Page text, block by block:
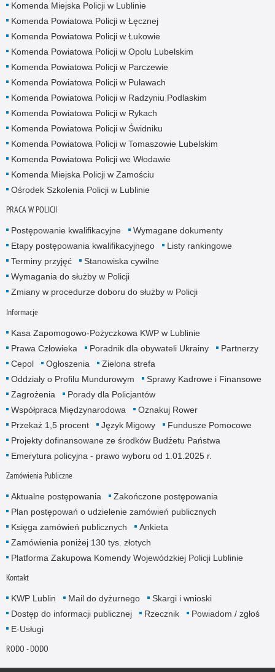
Komenda Miejska Policji w Lublinie
Komenda Powiatowa Policji w Łęcznej
Komenda Powiatowa Policji w Łukowie
Komenda Powiatowa Policji w Opolu Lubelskim
Komenda Powiatowa Policji w Parczewie
Komenda Powiatowa Policji w Puławach
Komenda Powiatowa Policji w Radzyniu Podlaskim
Komenda Powiatowa Policji w Rykach
Komenda Powiatowa Policji w Świdniku
Komenda Powiatowa Policji w Tomaszowie Lubelskim
Komenda Powiatowa Policji we Włodawie
Komenda Miejska Policji w Zamościu
Ośrodek Szkolenia Policji w Lublinie
PRACA W POLICJI
Postępowanie kwalifikacyjne
Wymagane dokumenty
Etapy postępowania kwalifikacyjnego
Listy rankingowe
Terminy przyjęć
Stanowiska cywilne
Wymagania do służby w Policji
Zmiany w procedurze doboru do służby w Policji
Informacje
Kasa Zapomogowo-Pożyczkowa KWP w Lublinie
Prawa Człowieka
Poradnik dla obywateli Ukrainy
Partnerzy
Cepol
Ogłoszenia
Zielona strefa
Oddziały o Profilu Mundurowym
Sprawy Kadrowe i Finansowe
Zagrożenia
Porady dla Policjantów
Współpraca Międzynarodowa
Oznakuj Rower
Przekaż 1,5 procent
Język Migowy
Fundusze Pomocowe
Projekty dofinansowane ze środków Budżetu Państwa
Emerytura policyjna - prawo wyboru od 1.01.2025 r.
Zamówienia Publiczne
Aktualne postępowania
Zakończone postępowania
Plan postępowań o udzielenie zamówień publicznych
Księga zamówień publicznych
Ankieta
Zamówienia poniżej 130 tys. złotych
Platforma Zakupowa Komendy Wojewódzkiej Policji Lublinie
Kontakt
KWP Lublin Mail do dyżurnego
Skargi i wnioski
Dostęp do informacji publicznej
Rzecznik
Powiadom / zgłoś
E-Usługi
RODO - DODO